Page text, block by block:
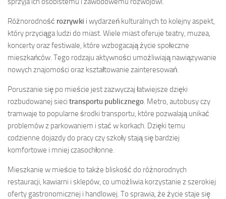
Różnorodność rozrywki i wydarzeń kulturalnych to kolejny aspekt,
który przyciąga ludzi do miast. Wiele miast oferuje teatry, muzea,
koncerty oraz festiwale, które wzbogacają życie społeczne
mieszkańców. Tego rodzaju aktywności umożliwiają nawiązywanie
nowych znajomości oraz kształtowanie zainteresowań.
Poruszanie się po mieście jest zazwyczaj łatwiejsze dzięki
rozbudowanej sieci transportu publicznego. Metro, autobusy czy
tramwaje to popularne środki transportu, które pozwalają unikać
problemów z parkowaniem i stać w korkach. Dzięki temu
codzienne dojazdy do pracy czy szkoły stają się bardziej
komfortowe i mniej czasochłonne.
Mieszkanie w mieście to także bliskość do różnorodnych
restauracji, kawiarni i sklepów, co umożliwia korzystanie z szerokiej
oferty gastronomicznej i handlowej. To sprawia, że życie staje się